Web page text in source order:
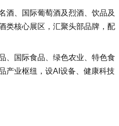
酒、国际葡萄酒及烈酒、饮品及
类核心展区，汇聚头部品牌，配
、国际食品、绿色农业、特色食
产业枢纽，设AI设备、健康科技